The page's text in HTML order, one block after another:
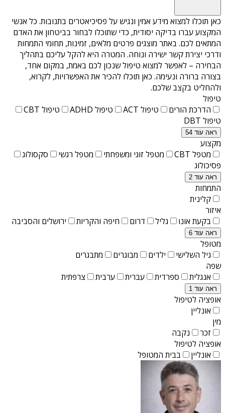
כאן תוכלו למצוא מידע אמין ונגיש על פסיכיאטרים בתנובות. כל אנשי
המקצוע עברו בדיקה יסודית, כדי שתוכלו לבחור בביטחון את האדם
המתאים לכם. באתר מוצגים פרטים מלאים, זמינות, תחומי התמחות
ודרכי יצירת קשר ישירה ונוחה. המטרה היא להקל עליכם בתהליך
הבחירה – לאפשר למצוא טיפול שנכון לכם באמת, במקום אחד,
בצורה ברורה ונעימה. כאן תוכלו להכיר את האפשרויות, לקרוא,
ולהחליט בקצב שלכם.
טיפול
הדרכת הורים
טיפול ACT טיפול ADHD
טיפול CBT
טיפול DBT
ראה עוד 54
מקצוע
מטפל CBT
מטפל זוגי ומשפחתי מטפל רגשי
סקסולוג
פסיכולוג
ראה עוד 2
התמחות
קלינית
איזור
בקעת אונו
גליל דרום חיפה והקריות ירושלים והסביבה
ראה עוד 6
מטופל
גיל השלישי
ילדים מבוגרים
מתבגרים
שפה
אנגלית
ספרדית עברית ערבית צרפתית
ראה עוד 1
אופציה לטיפול
אונליין
מין
זכר
נקבה
אופציה לטיפול
אונליין
בבית המטופל